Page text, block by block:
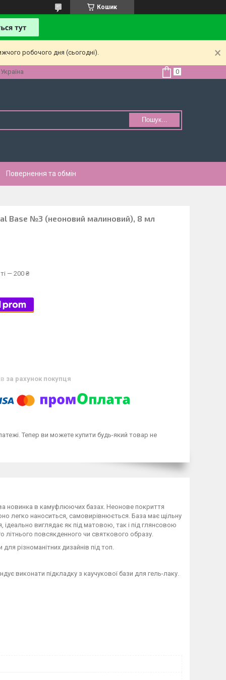
Кошик
робочого дня (сьогодні).
Пошук...
Повернення та обмін
Base №3 (неоновий малиновий), 8 мл
— 200 ₴
за рахунок покупця
Тепер ви можете купити будь-який товар не
новинка в камуфлюючих базах. Неонове покриття
легко наноситься, самовирівнюється. База має щільну
ідеально виглядає як під матовою, так і під глянсовою
повсякденного чи святкового образу.
різноманітних дизайнів під топ.
виконати підкладку з каучукової бази для гель-лаку.